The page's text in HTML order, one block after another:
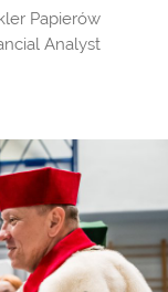
Papierów
Analyst